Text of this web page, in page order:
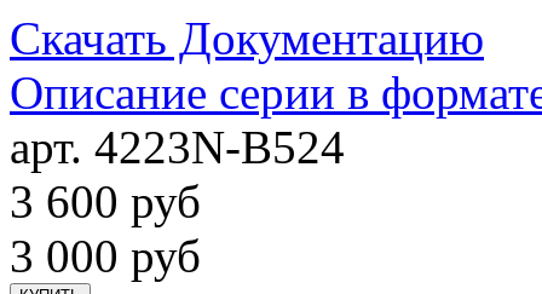
Скачать Документацию
Описание серии в
арт. 4223N-B524
3 600 руб
3 000 руб